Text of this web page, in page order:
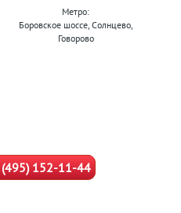
Метро:
Боровское шоссе, Солнцево,
Говорово
(495) 152-11-44